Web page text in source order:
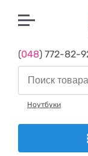
(048) 772-82-
Ноутбуки